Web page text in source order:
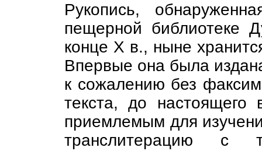
Рукопись,
пещерной библиотеке
конце X в., ныне
Впервые она была
к сожалению без
текста, до настоящего
приемлемым для
транслитерацию с